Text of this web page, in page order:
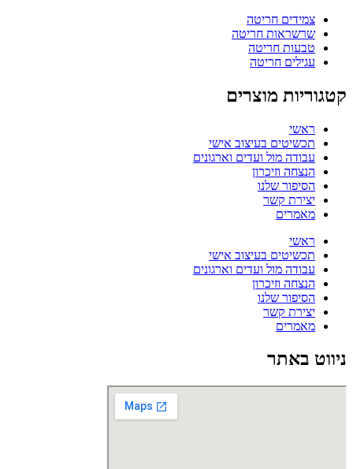
צמידים חריטה
שרשראות חריטה
טבעות חריטה
עגילים חריטה
קטגוריות מוצרים
ראשי
תכשיטים בעיצוב אישי
עבודה מול ועדים וארגונים
הנצחה וזיכרון
הסיפור שלנו
יצירת קשר
מאמרים
ראשי
תכשיטים בעיצוב אישי
עבודה מול ועדים וארגונים
הנצחה וזיכרון
הסיפור שלנו
יצירת קשר
מאמרים
ניווט באתר